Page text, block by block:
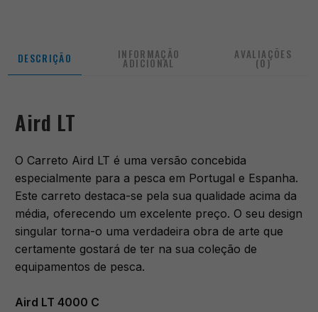
DESCRIÇÃO INFORMAÇÃO
ADICIONAL
AVALIAÇÕES
(0)
Aird LT
O Carreto Aird LT é uma versão concebida
especialmente para a pesca em Portugal e Espanha.
Este carreto destaca-se pela sua qualidade acima da
média, oferecendo um excelente preço. O seu design
singular torna-o uma verdadeira obra de arte que
certamente gostará de ter na sua coleção de
equipamentos de pesca.
Aird LT 4000 C